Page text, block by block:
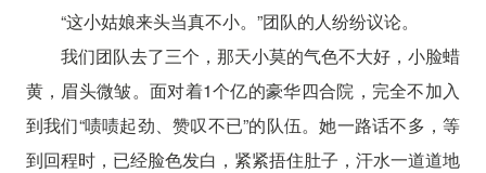
“这小姑娘来头当真不小。”团队的人纷纷议论。
我们团队去了三个，那天小莫的气色不大好，小脸蜡
黄，眉头微皱。面对着1个亿的豪华四合院，完全不加入
到我们“啧啧起劲、赞叹不已”的队伍。她一路话不多，等
到回程时，已经脸色发白，紧紧捂住肚子，汗水一道道地